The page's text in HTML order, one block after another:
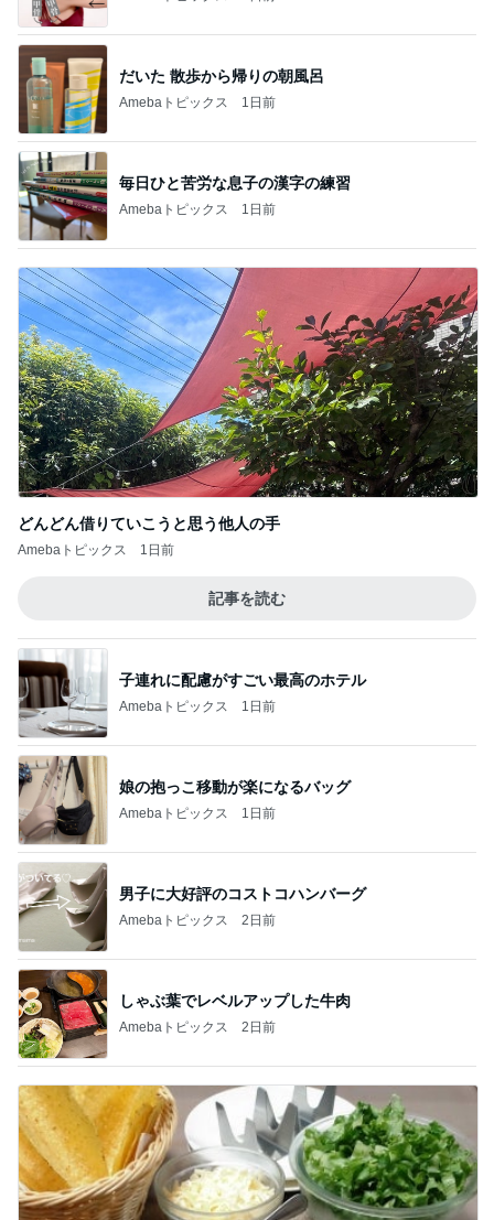
だいた 散歩から帰りの朝風呂
Amebaトピックス 1日前
毎日ひと苦労な息子の漢字の練習
Amebaトピックス 1日前
どんどん借りていこうと思う他人の手
Amebaトピックス 1日前
記事を読む
子連れに配慮がすごい最高のホテル
Amebaトピックス 1日前
娘の抱っこ移動が楽になるバッグ
Amebaトピックス 1日前
男子に大好評のコストコハンバーグ
Amebaトピックス 2日前
しゃぶ葉でレベルアップした牛肉
Amebaトピックス 2日前